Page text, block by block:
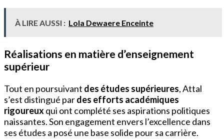
À LIRE AUSSI : Lola Dewaere Enceinte
Réalisations en matière d’enseignement
supérieur
Tout en poursuivant des études supérieures, Attal
s’est distingué pardes efforts académiques
rigoureuxqui ont complété ses aspirations politiques
naissantes. Son engagement envers l’excellence dans
ses études a posé une base solide pour sa carrière.